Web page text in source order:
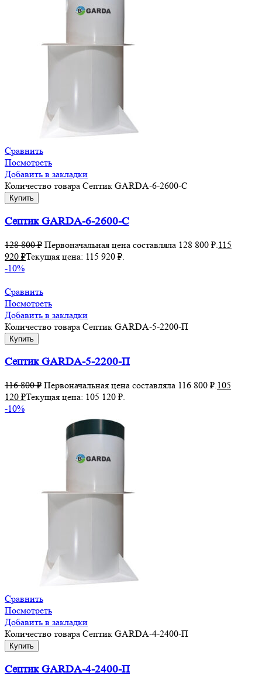
Сравнить
Посмотреть
Добавить в закладки
Количество товара Септик GARDA-6-2600-С
Купить
Септик GARDA-6-2600-С
128 800₽ Первоначальная цена составляла 128 800 ₽. 115
920 ₽Текущая цена: 115 920 ₽.
-10%
Сравнить
Посмотреть
Добавить в закладки
Количество товара Септик GARDA-5-2200-П
Купить
Септик GARDA-5-2200-П
116 800₽ Первоначальная цена составляла 116 800 ₽.105
120 ₽Текущая цена: 105 120 ₽.
-10%
Сравнить
Посмотреть
Добавить в закладки
Количество товара Септик GARDA-4-2400-П
Купить
Септик GARDA-4-2400-П